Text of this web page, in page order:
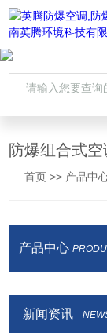
防爆组合式空
首页 >> 产品中
产品中心
新闻资讯